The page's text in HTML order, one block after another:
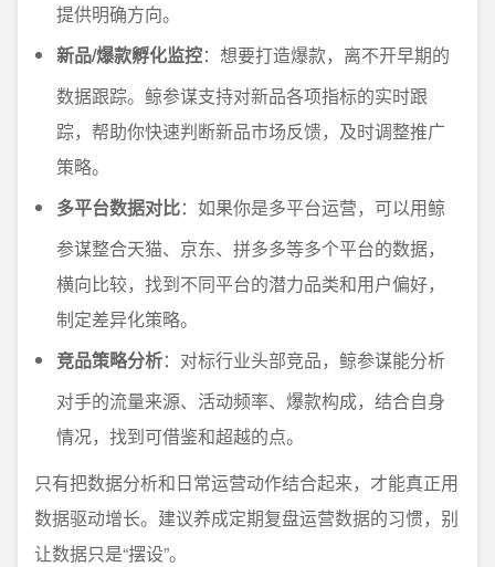
提供明确方向。
新品/爆款孵化监控：想要打造爆款，离不开早期的
数据跟踪。鲸参谋支持对新品各项指标的实时跟
踪，帮助你快速判断新品市场反馈，及时调整推广
策略。
多平台数据对比：如果你是多平台运营，可以用鲸
参谋整合天猫、京东、拼多多等多个平台的数据，
横向比较，找到不同平台的潜力品类和用户偏好，
制定差异化策略。
竞品策略分析：对标行业头部竞品，鲸参谋能分析
对手的流量来源、活动频率、爆款构成，结合自身
情况，找到可借鉴和超越的点。
只有把数据分析和日常运营动作结合起来，才能真正用
数据驱动增长。建议养成定期复盘运营数据的习惯，别
让数据只是“摆设”。